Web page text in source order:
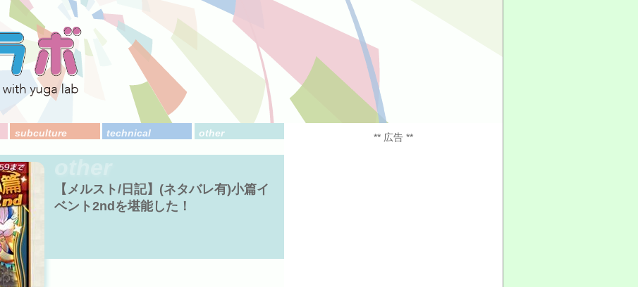
subculture technical other
【メルスト/日記】(ネタバレ有)小篇イ
ベント2ndを堪能した！
** 広告 **